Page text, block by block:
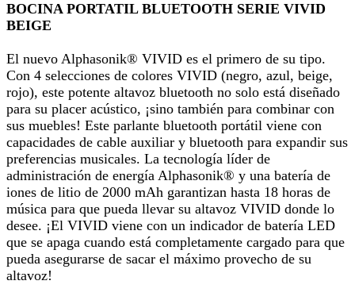
BOCINA PORTATIL BLUETOOTH SERIE VIVID
BEIGE
El nuevo Alphasonik® VIVID es el primero de su tipo.
Con 4 selecciones de colores VIVID (negro, azul, beige,
rojo), este potente altavoz bluetooth no solo está diseñado
para su placer acústico, ¡sino también para combinar con
sus muebles! Este parlante bluetooth portátil viene con
capacidades de cable auxiliar y bluetooth para expandir sus
preferencias musicales. La tecnología líder de
administración de energía Alphasonik® y una batería de
iones de litio de 2000 mAh garantizan hasta 18 horas de
música para que pueda llevar su altavoz VIVID donde lo
desee. ¡El VIVID viene con un indicador de batería LED
que se apaga cuando está completamente cargado para que
pueda asegurarse de sacar el máximo provecho de su
altavoz!